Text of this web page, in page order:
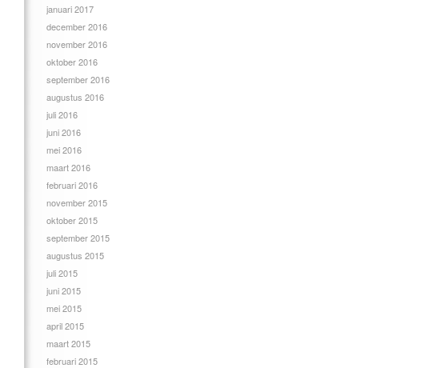
januari 2017
december 2016
november 2016
oktober 2016
september 2016
augustus 2016
juli 2016
juni 2016
mei 2016
maart 2016
februari 2016
november 2015
oktober 2015
september 2015
augustus 2015
juli 2015
juni 2015
mei 2015
april 2015
maart 2015
februari 2015